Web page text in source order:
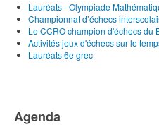
Lauréats - Olympiade
Championnat d’échecs
Le CCRO champion d'échecs du
Activités jeux d'échecs sur le
Lauréats 6e grec
Agenda